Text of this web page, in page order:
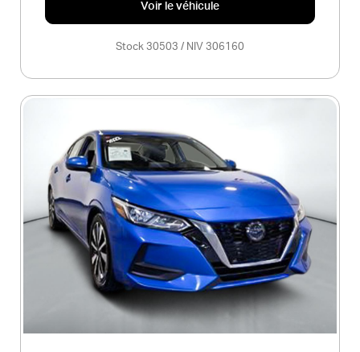
Voir le véhicule
Stock 30503 / NIV 306160